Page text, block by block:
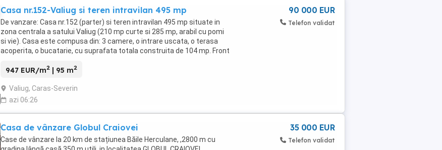
Casa nr.152-Valiug si teren intravilan 495 mp
De vanzare: Casa nr.152 (parter) si teren intravilan 495 mp situate in
zona centrala a satului Valiug (210 mp curte si 285 mp, arabil cu pomi
si vie). Casa este compusa din: 3 camere, o intrare uscata, o terasa
acoperita, o bucatarie, cu suprafata totala construita de 104 mp. Front
947 EUR/m2 | 95 m2
Valiug, Caras-Severin
azi 06:26
90 000 EUR
Telefon validat
Casa de vânzare Globul Craiovei
Case de vânzare la 20 km de stațiunea Băile Herculane, ,2800 m cu
35 000 EUR
Telefon validat